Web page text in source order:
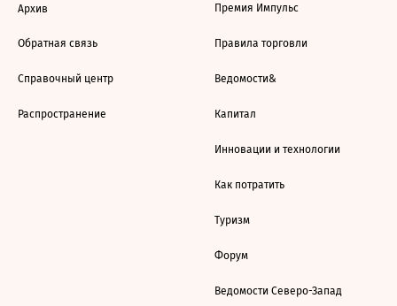
Архив
Обратная связь
Справочный центр
Распространение
Премия Импульс
Правила торговли
Ведомости&
Капитал
Инновации и технологии
Как потратить
Туризм
Форум
Ведомости Северо-Запад